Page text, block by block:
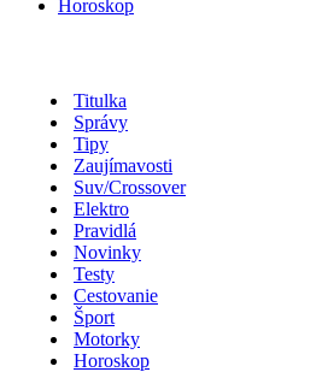
Horoskop
Titulka
Správy
Tipy
Zaujímavosti
Suv/Crossover
Elektro
Pravidlá
Novinky
Testy
Cestovanie
Šport
Motorky
Horoskop